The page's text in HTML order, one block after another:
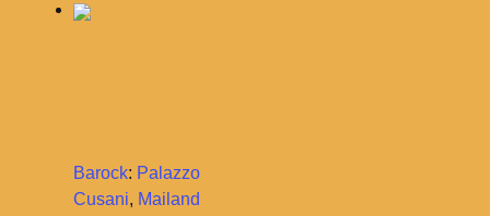
Barock: Palazzo
Cusani, Mailand